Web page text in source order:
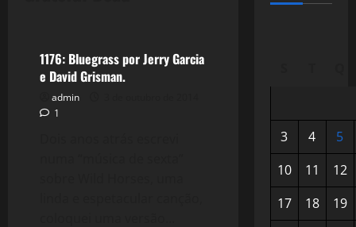
1176: Bluegrass por Jerry Garcia
e David Grisman.
admin
1
3 4
5
10
11
12
17
18
19